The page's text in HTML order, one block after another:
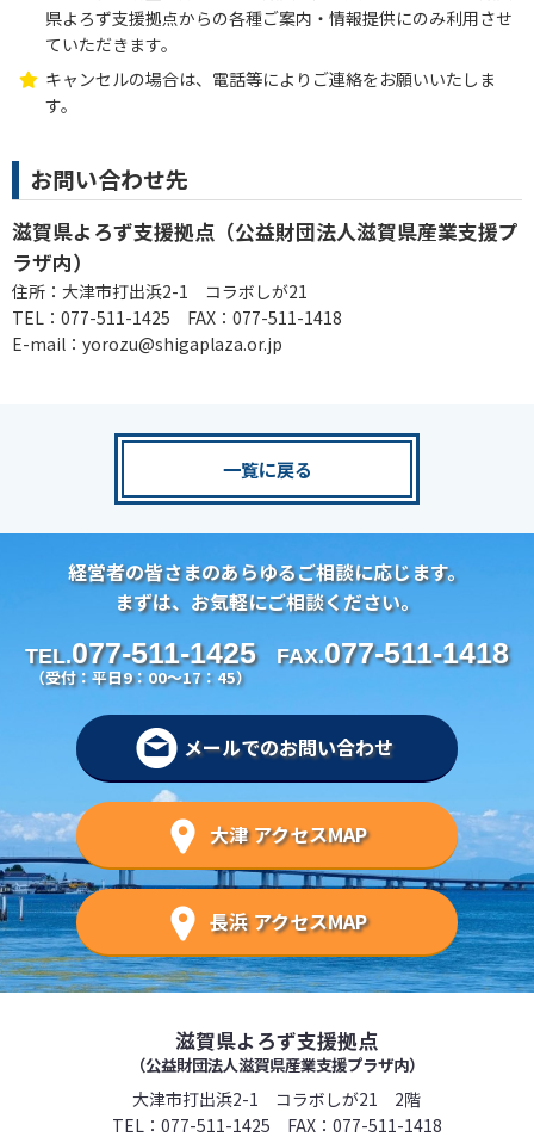
県よろず支援拠点からの各種ご案内・情報提供にのみ利用させ
ていただきます。
キャンセルの場合は、電話等によりご連絡をお願いいたしま
す。
お問い合わせ先
滋賀県よろず支援拠点（公益財団法人滋賀県産業支援プ
ラザ内）
住所：大津市打出浜2-1 コラボしが21
TEL：077-511-1425 FAX：077-511-1418
E-mail：yorozu@shigaplaza.or.jp
一覧に戻る
経営者の皆さまのあらゆるご相談に応じます。
まずは、お気軽にご相談ください。
TEL.077-511-1425
（受付：平日9：00～17：45）
FAX.077-511-1418
メールでのお問い合わせ
大津 アクセスMAP
長浜 アクセスMAP
滋賀県よろず支援拠点
（公益財団法人滋賀県産業支援プラザ内）
大津市打出浜2-1 コラボしが21 2階
TEL： 077-511-1425 FAX：077-511-1418